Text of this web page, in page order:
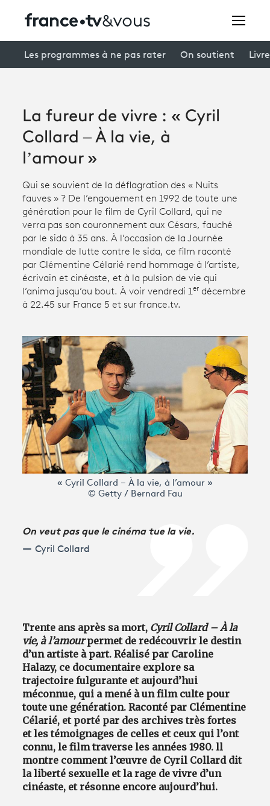
connexion
Avantages fidélité
Creators
À la une
Participer et assister à une émission
Productions et innovation
Programme tv
Les programmes à ne pas rater On soutient
La fureur de vivre : « Cyril
Collard – À la vie, à
l’amour »
Qui se souvient de la déflagration des « Nuits
fauves » ? De l’engouement en 1992 de toute une
génération pour le film de Cyril Collard, qui ne
verra pas son couronnement aux Césars, fauché
par le sida à 35 ans. À l’occasion de la Journée
mondiale de lutte contre le sida, ce film raconté
par Clémentine Célarié rend hommage à l’artiste,
écrivain et cinéaste, et à la pulsion de vie qui
l’anima jusqu’au bout. À voir vendredi 1er décembre
à 22.45 sur France 5 et sur france.tv.
« Cyril Collard – À la vie, à l’amour »
© Getty / Bernard Fau
On veut pas que le cinéma tue la vie.
Cyril Collard
Trente ans après sa mort, Cyril Collard –À la
vie, à l’amourpermet de redécouvrir le destin
d’un artiste à part. Réalisé par Caroline
Halazy, ce documentaire explore sa
trajectoire fulgurante et aujourd’hui
méconnue, qui a mené à un film culte pour
toute une génération. Raconté par Clémentine
Célarié, et porté par des archives très fortes
et les témoignages de celles et ceux qui l’ont
connu, le film traverse les années 1980. ll
montre comment l’œuvre de Cyril Collard dit
la liberté sexuelle et la rage de vivre d’un
cinéaste, et résonne encore aujourd’hui.